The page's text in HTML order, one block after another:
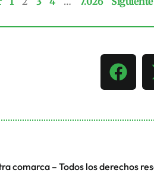
comarca – Todos los derechos